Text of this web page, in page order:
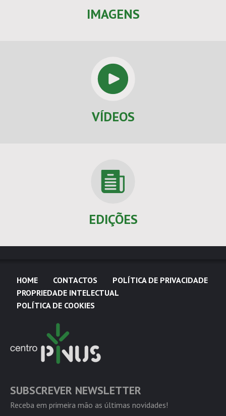
IMAGENS
VÍDEOS
EDIÇÕES
HOME CONTACTOS
POLÍTICA DE PRIVACIDADE
PROPRIEDADE INTELECTUAL
POLÍTICA DE COOKIES
SUBSCREVER NEWSLETTER
Receba em primeira mão as últimas novidades!